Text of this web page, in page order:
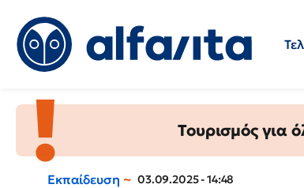
Τουρισμός για
Εκπαίδευση 03.09.2025 - 14:48